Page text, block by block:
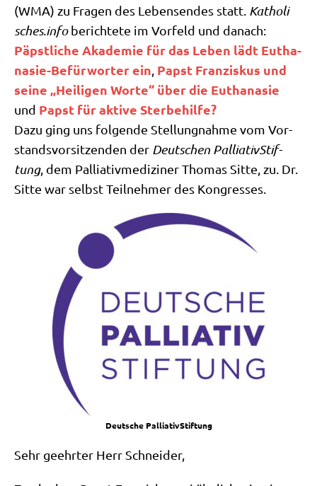
(WMA) zu Fra­gen des Lebens­en­des statt. Katho​li​
sches​.infoberich­te­te im Vor­feld und danach:
Päpst­li­che Aka­de­mie für das Leben lädt Eutha­
na­sie-Befür­wor­ter ein, Papst Fran­zis­kus und
sei­ne „Hei­li­gen Wor­te“ über die Eutha­na­sie
und Papst für akti­ve Sterbehilfe?
Dazu ging uns fol­gen­de Stel­lung­nah­me vom Vor­
stands­vor­sit­zen­den der Deut­schen Pal­lia­tiv­Stif­
tung, dem Pal­lia­tiv­me­di­zi­ner Tho­mas Sit­te, zu. Dr.
Sit­te war selbst Teil­neh­mer des Kongresses.
Deut­sche PalliativStiftung
Sehr geehr­ter Herr Schneider,